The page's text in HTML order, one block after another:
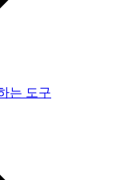
는 도구